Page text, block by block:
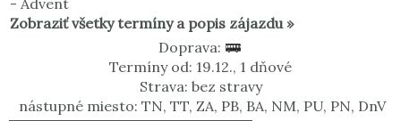
- Advent
Zobraziť všetky termíny a popis zájazdu »
Doprava:
Termíny od: 19.12., 1 dňové
Strava: bez stravy
nástupné miesto: TN, TT, ZA, PB, BA, NM, PU, PN, DnV